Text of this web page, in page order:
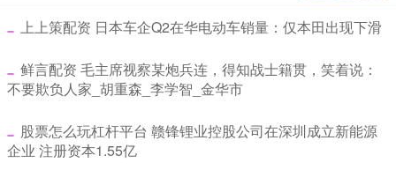
​上上策配资 日本车企Q2在华电动车销量：仅本田出现下滑
​鲜言配资 毛主席视察某炮兵连，得知战士籍贯，笑着说：
不要欺负人家_胡重森_李学智_金华市
​股票怎么玩杠杆平台 赣锋锂业控股公司在深圳成立新能源
企业 注册资本1.55亿